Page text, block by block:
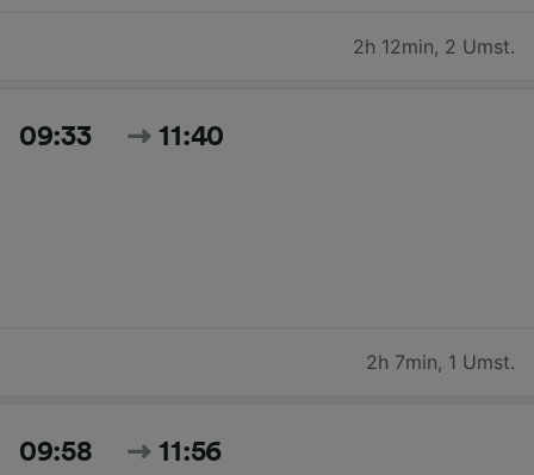
2h 12min, 2 Umst.
09:33 11:40
2h 7min, 1 Umst.
09:58 11:56